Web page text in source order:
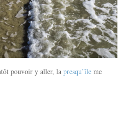
pouvoir y aller, la presqu’îleme